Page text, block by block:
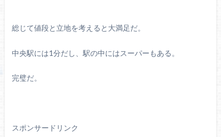
総じて値段と立地を考えると大満足だ。
中央駅には1分だし、駅の中にはスーパーもある。
完璧だ。
スポンサードリンク